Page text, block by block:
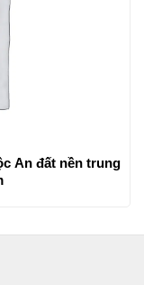
An đất nền trung